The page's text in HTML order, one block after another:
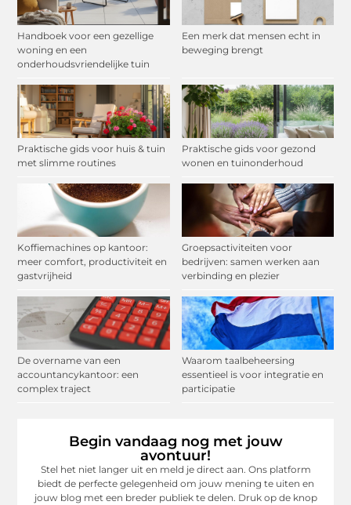
Handboek voor een gezellige
woning en een
onderhoudsvriendelijke tuin
Een merk dat mensen echt in
beweging brengt
Praktische gids voor huis & tuin
met slimme routines
Praktische gids voor gezond
wonen en tuinonderhoud
Koffiemachines op kantoor:
meer comfort, productiviteit en
gastvrijheid
Groepsactiviteiten voor
bedrijven: samen werken aan
verbinding en plezier
De overname van een
accountancykantoor: een
complex traject
Waarom taalbeheersing
essentieel is voor integratie en
participatie
Begin vandaag nog met jouw
avontuur!
Stel het niet langer uit en meld je direct aan. Ons platform
biedt de perfecte gelegenheid om jouw mening te uiten en
jouw blog met een breder publiek te delen. Druk op de knop